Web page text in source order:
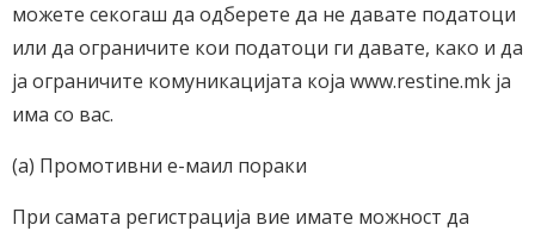
можете секогаш да одберете да не давате податоци
или да ограничите кои податоци ги давате, како и да
ја ограничите комуникацијата која www.restine.mk ја
има со вас.
(а) Промотивни е-маил пораки
При самата регистрација вие имате можност да